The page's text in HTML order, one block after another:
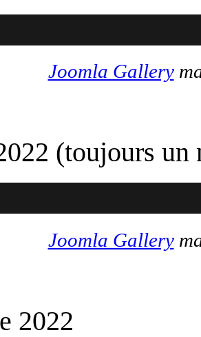
Joomla Gallery
(toujours un
Joomla Gallery
2022